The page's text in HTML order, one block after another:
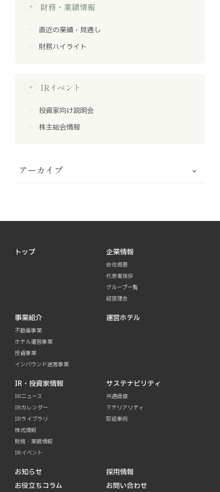
arrow_forward 財務・業績情報
直近の業績・見通し
財務ハイライト
arrow_forward IRイベント
投資家向け説明会
株主総会情報
アーカイブ
トップ 企業情報
会社概要
代表者挨拶
グループ一覧
経営理念
事業紹介
不動産事業
ホテル運営事業
投資事業
インバウンド送客事業
運営ホテル
IR・投資家情報
IRニュース
IRカレンダー
IRライブラリ
株式情報
財務・業績情報
IRイベント
サステナビリティ
共通価値
マテリアリティ
取組事例
お知らせ
お役立ちコラム
採用情報
お問い合わせ